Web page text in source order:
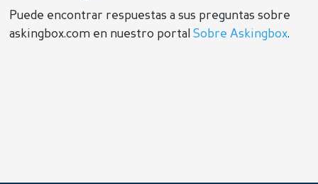
Puede encontrar respuestas a sus preguntas sobre
askingbox.com en nuestro portalSobre Askingbox.